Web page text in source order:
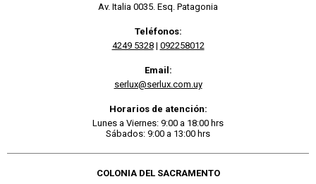
Av. Italia 0035. Esq. Patagonia
Teléfonos:
4249 5328| 092258012
Email:
serlux@serlux.com.uy
Horarios de atención:
Lunes a Viernes: 9:00 a 18:00 hrs
Sábados: 9:00 a 13:00 hrs
COLONIA DEL SACRAMENTO